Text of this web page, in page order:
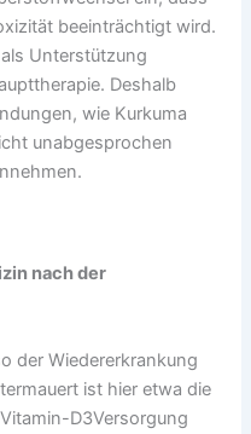
beeinträchtigt wird.
Unterstützung
Deshalb
wie Kurkuma
unabgesprochen
nach der
der Wiedererkrankung
ist hier etwa die
D3Versorgung